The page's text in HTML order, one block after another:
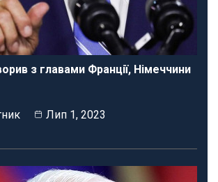
з главами Франції, Німеччини
Лип 1, 2023